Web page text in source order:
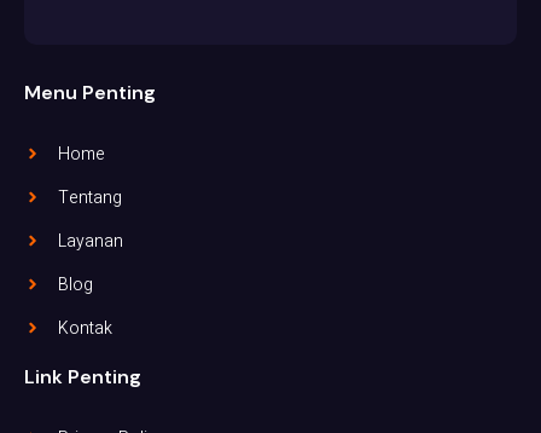
Menu Penting
Home
Tentang
Layanan
Blog
Kontak
Link Penting